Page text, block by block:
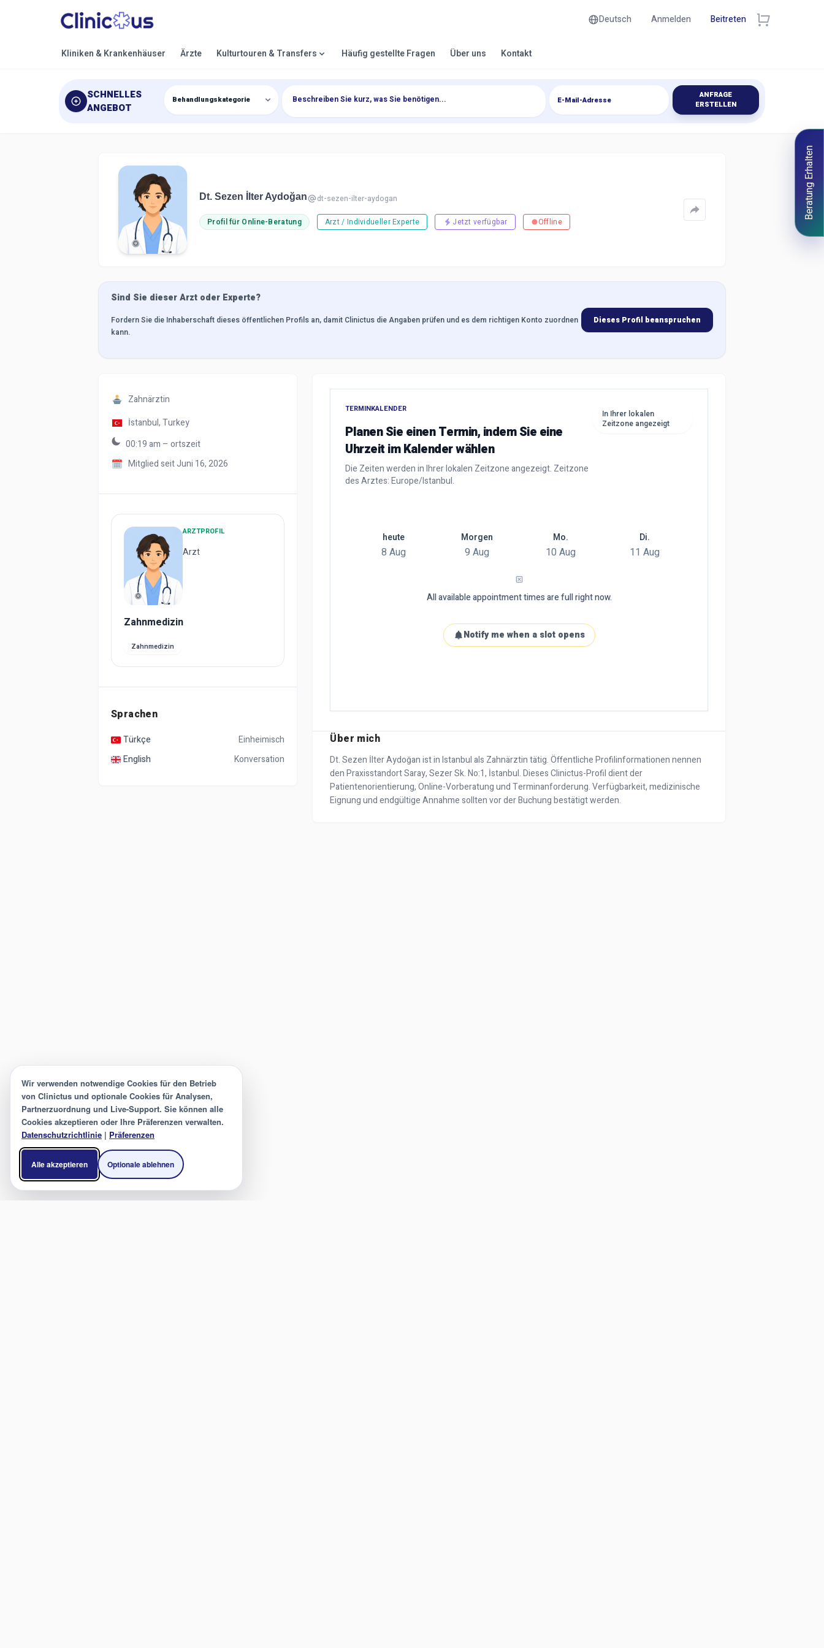
Wir verwenden notwendige Cookies für den Betrieb
von Clinictus und optionale Cookies für Analysen,
Partnerzuordnung und Live-Support. Sie können alle
Cookies akzeptieren oder Ihre Präferenzen verwalten.
Datenschutzrichtlinie | Präferenzen
Alle akzeptieren Optionale ablehnen
Deutsch Anmelden Beitreten
Kliniken & Krankenhäuser Ärzte Kulturtouren & Transfers Häufig gestellte Fragen Über uns Kontakt
SCHNELLES
ANGEBOT
ANFRAGE
ERSTELLEN
Beratung Erhalten
Dt. Sezen İlter Aydoğan dt-sezen-ilter-aydogan
Profil für Online-Beratung Arzt / Individueller Experte Jetzt verfügbar Offline
Sind Sie dieser Arzt oder Experte?
Fordern Sie die Inhaberschaft dieses öffentlichen Profils an, damit Clinictus die Angaben prüfen und es dem richtigen Konto zuordnen
kann.
Dieses Profil beanspruchen
Zahnärztin
İstanbul,Turkey
00:19 am – ortszeit
Mitglied seit Juni 16, 2026
ARZTPROFIL
Arzt
Zahnmedizin
Zahnmedizin
Sprachen
Türkçe
Einheimisch
English
Konversation
TERMINKALENDER
Planen Sie einen Termin, indem Sie eine
Uhrzeit im Kalender wählen
Die Zeiten werden in Ihrer lokalen Zeitzone angezeigt. Zeitzone
des Arztes: Europe/Istanbul.
In Ihrer lokalen
Zeitzone angezeigt
heute
8 Aug
Morgen
9 Aug
Mo.
10 Aug
Di.
11 Aug
All available appointment times are full right now.
Notify me when a slot opens
Über mich
Dt. Sezen İlter Aydoğan ist in Istanbul als Zahnärztin tätig. Öffentliche Profilinformationen nennen
den Praxisstandort Saray, Sezer Sk. No:1, İstanbul. Dieses Clinictus-Profil dient der
Patientenorientierung, Online-Vorberatung und Terminanforderung. Verfügbarkeit, medizinische
Eignung und endgültige Annahme sollten vor der Buchung bestätigt werden.